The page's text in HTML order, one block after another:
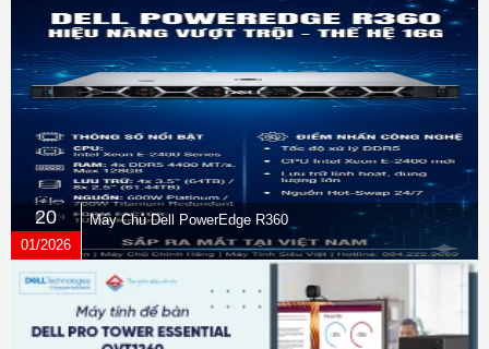
20
01/2026
Máy Chủ Dell PowerEdge R360